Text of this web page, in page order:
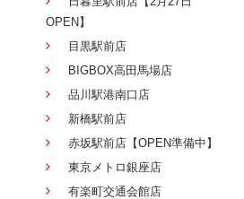
OPEN】
目黒駅前店
BIGBOX高田馬場店
品川駅港南口店
新橋駅前店
赤坂駅前店【OPEN準備中】
東京メトロ銀座店
有楽町交通会館店